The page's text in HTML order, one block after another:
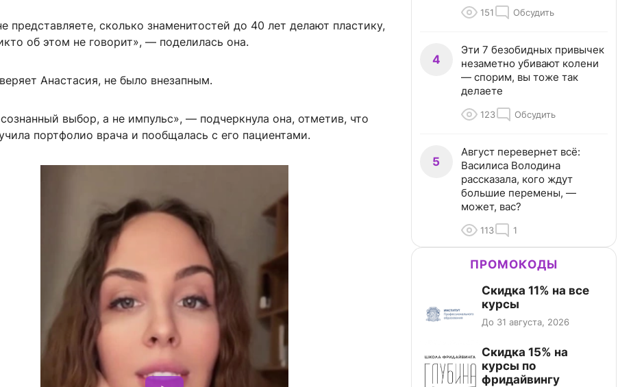
представляете, сколько знаменитостей до 40 лет делают пластику,
об этом не говорит», — поделилась она.
Анастасия, не было внезапным.
выбор, а не импульс», — подчеркнула она, отметив, что
портфолио врача и пообщалась с его пациентами.
151 Обсудить
4
Эти 7 безобидных привычек
незаметно убивают колени
— спорим, вы тоже так
делаете
123 Обсудить
5
Август перевернет всё:
Василиса Володина
рассказала, кого ждут
большие перемены, —
может, вас?
113 1
ПРОМОКОДЫ
Скидка 11% на все
курсы
До 31 августа, 2026
Скидка 15% на
курсы по
фридайвингу